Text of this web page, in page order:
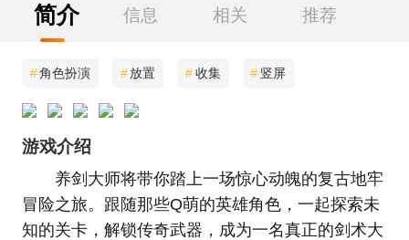
简介 信息 相关 推荐
#角色扮演 #放置 #收集 # 竖屏
游戏介绍
养剑大师将带你踏上一场惊心动魄的复古地牢
冒险之旅。跟随那些Q萌的英雄角色，一起探索未
知的关卡，解锁传奇武器，成为一名真正的剑术大